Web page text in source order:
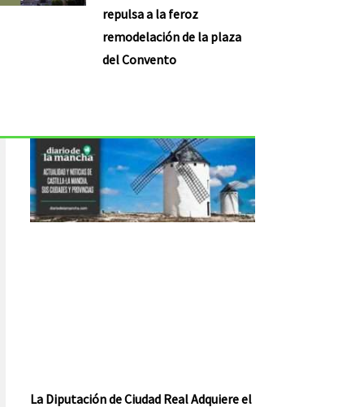
repulsa a la feroz
remodelación de la plaza
del Convento
La Diputación de Ciudad Real Adquiere el